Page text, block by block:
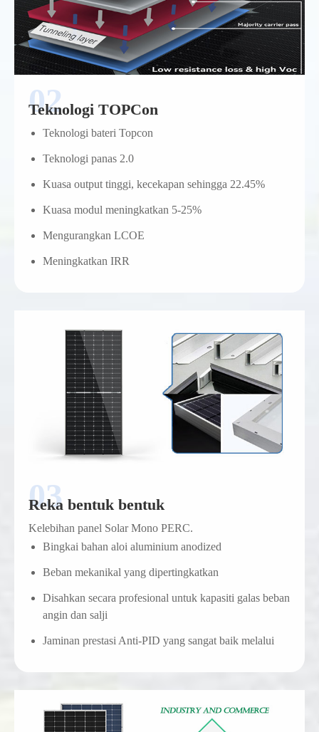
Teknologi TOPCon
Teknologi bateri Topcon
Teknologi panas 2.0
Kuasa output tinggi, kecekapan sehingga 22.45%
Kuasa modul meningkatkan 5-25%
Mengurangkan LCOE
Meningkatkan IRR
Reka bentuk bentuk
Kelebihan panel Solar Mono PERC.
Bingkai bahan aloi aluminium anodized
Beban mekanikal yang dipertingkatkan
Disahkan secara profesional untuk kapasiti galas beban
angin dan salji
Jaminan prestasi Anti-PID yang sangat baik melalui